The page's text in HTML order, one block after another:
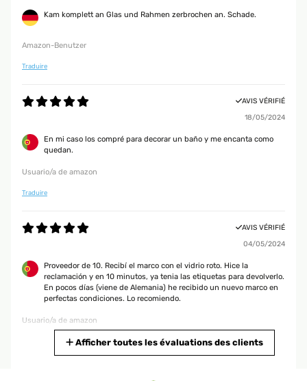
29/04/2020
condizioni
Utente Amazon
AVIS VÉRIFIÉ
05/05/2019
Le cornici sono arrivate ben imballate e senza difetti, in pochi giorni. Sono
molto belle ed appaiono abbastanza robuste. Decisamente un buon
AVIS VÉRIFIÉ
23/12/2018
Veramente bella. Corrisponde alla descrizione...anzi dal vivo è anche
meglio. Consigliata
Utente Amazon
Kam komplett an Glas und Rahmen zerbrochen an. Schade.
Amazon-Benutzer
Traduire
AVIS VÉRIFIÉ
18/05/2024
En mi caso los compré para decorar un baño y me encanta como
quedan.
Usuario/a de amazon
Traduire
AVIS VÉRIFIÉ
04/05/2024
Proveedor de 10. Recibí el marco con el vidrio roto. Hice la
reclamación y en 10 minutos, ya tenia las etiquetas para devolverlo.
En pocos días (viene de Alemania) he recibido un nuevo marco en
perfectas condiciones. Lo recomiendo.
Usuario/a de amazon
Afficher toutes les évaluations des clients